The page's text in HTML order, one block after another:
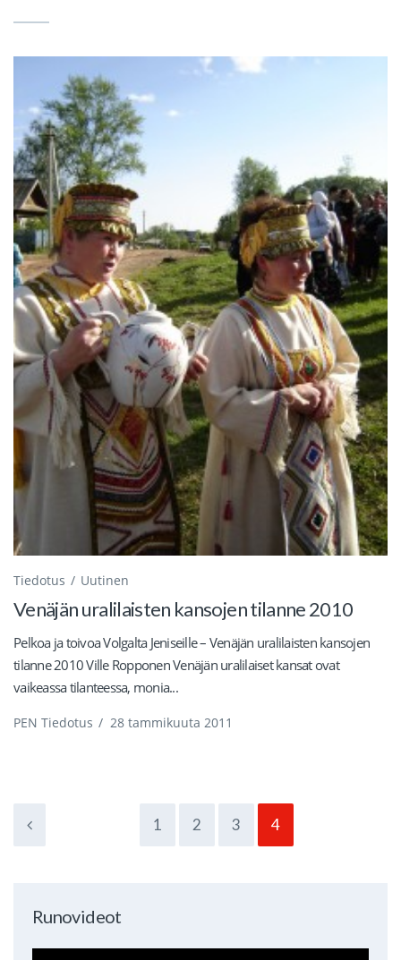
Tiedotus Uutinen
Venäjän uralilaisten kansojen tilanne 2010
Pelkoa ja toivoa Volgalta Jeniseille – Venäjän uralilaisten kansojen
tilanne 2010 Ville Ropponen Venäjän uralilaiset kansat ovat
vaikeassa tilanteessa, monia...
PEN Tiedotus / 28 tammikuuta 2011
1 2 3 4
Runovideot